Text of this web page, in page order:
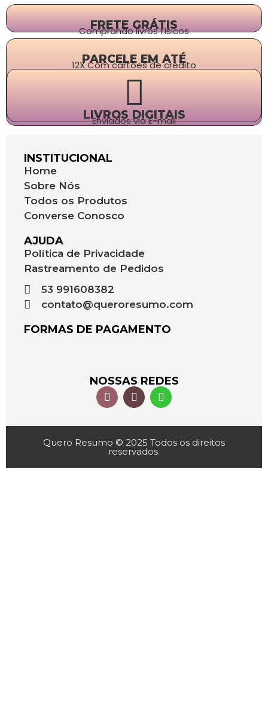
FRETE GRÁTIS
Comprando livros físicos
PARCELE EM ATÉ
12X Com cartões de crédito
LIVROS DIGITAIS
Enviados via E-mail
INSTITUCIONAL
Home
Sobre Nós
Todos os Produtos
Converse Conosco
AJUDA
Política de Privacidade
Rastreamento de Pedidos
53 991608382
contato@queroresumo.com
FORMAS DE PAGAMENTO
NOSSAS REDES
Quero Resumo © 2025 Todos os direitos
reservados.